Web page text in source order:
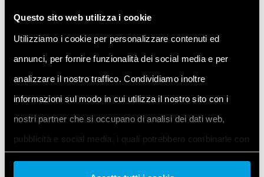
Questo sito web utilizza i cookie
Utilizziamo i cookie per personalizzare contenuti ed
annunci, per fornire funzionalità dei social media e per
analizzare il nostro traffico. Condividiamo inoltre
informazioni sul modo in cui utilizza il nostro sito con i
nostri partner che si occupano di analisi dei dati web,
pubblicità e social media, i quali potrebbero combinarle con
altre informazioni che ha fornito loro o che hanno raccolto
SÜTI BEÁLLÍTÁSOK MÓDOSÍTÁSA / BELEEGYEZÉS VISSZAVONÁSA